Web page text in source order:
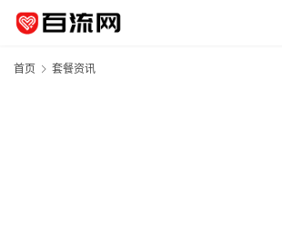
首页 套餐资讯